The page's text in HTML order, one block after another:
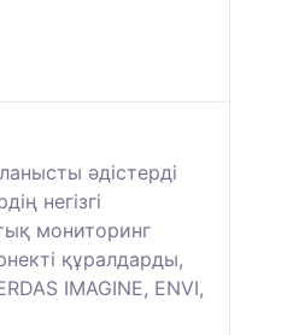
әдістерді
негізгі
мониторинг
құралдарды,
IMAGINE, ENVI,